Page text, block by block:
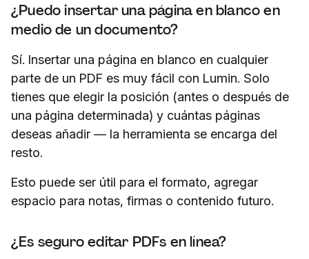
¿Puedo insertar una página en blanco en
medio de un documento?
Sí. Insertar una página en blanco en cualquier
parte de un PDF es muy fácil con Lumin. Solo
tienes que elegir la posición (antes o después de
una página determinada) y cuántas páginas
deseas añadir — la herramienta se encarga del
resto.
Esto puede ser útil para el formato, agregar
espacio para notas, firmas o contenido futuro.
¿Es seguro editar PDFs en línea?